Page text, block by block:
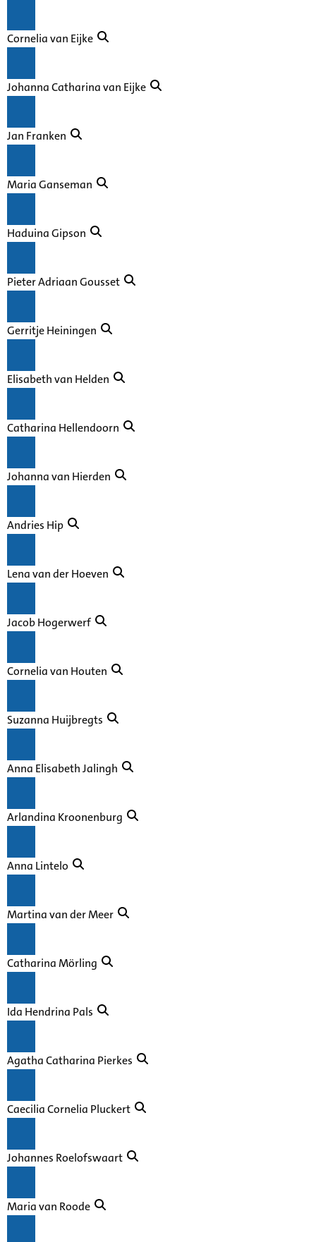
Cornelia van Eijke
Johanna Catharina van Eijke
Jan Franken
Maria Ganseman
Haduina Gipson
Pieter Adriaan Gousset
Gerritje Heiningen
Elisabeth van Helden
Catharina Hellendoorn
Johanna van Hierden
Andries Hip
Lena van der Hoeven
Jacob Hogerwerf
Cornelia van Houten
Suzanna Huijbregts
Anna Elisabeth Jalingh
Arlandina Kroonenburg
Anna Lintelo
Martina van der Meer
Catharina Mörling
Ida Hendrina Pals
Agatha Catharina Pierkes
Caecilia Cornelia Pluckert
Johannes Roelofswaart
Maria van Roode